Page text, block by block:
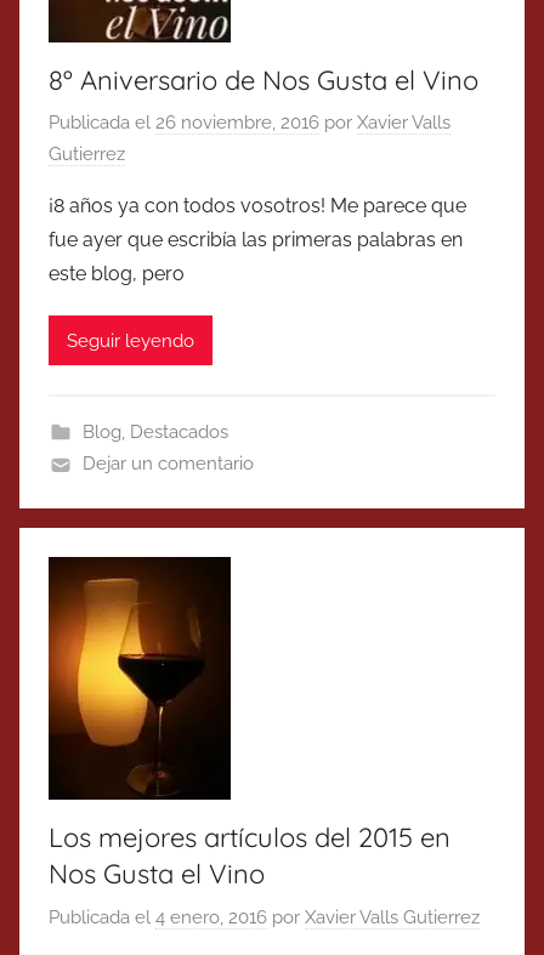
8º Aniversario de Nos Gusta el Vino
Publicada el 26 noviembre, 2016 por Xavier Valls
Gutierrez
¡8 años ya con todos vosotros! Me parece que
fue ayer que escribía las primeras palabras en
este blog, pero
Seguir leyendo
Blog, Destacados
Dejar un comentario
Los mejores artículos del 2015 en
Nos Gusta el Vino
Publicada el 4 enero, 2016 por Xavier Valls Gutierrez